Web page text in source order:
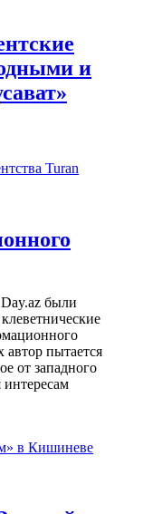
и
были
автор пытается
от западного